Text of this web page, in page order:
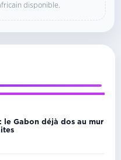
disponible.
le Gabon déjà dos au mur